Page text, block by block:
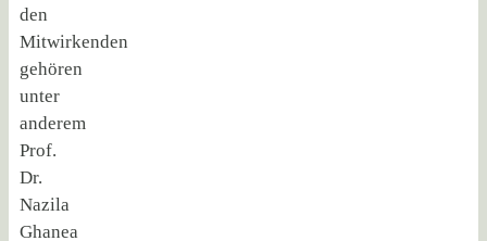
den
Mitwirkenden
gehören
unter
anderem
Prof.
Dr.
Nazila
Ghanea